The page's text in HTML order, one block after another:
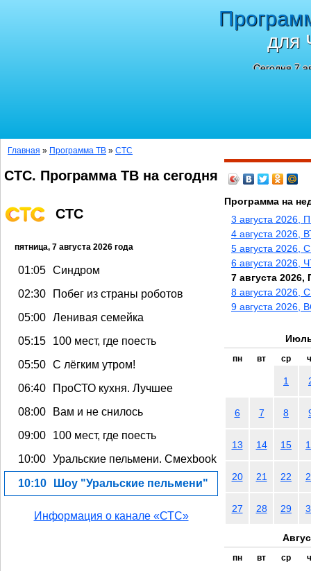
для
Сегодня 7
Главная » Программа ТВ » СТС
СТС. Программа ТВ на сегодня
СТС
пятница, 7 августа 2026 года
01:05 Синдром
02:30
Побег из страны роботов
05:00 Ленивая семейка
05:15
100 мест, где поесть
05:50 С лёгким утром!
06:40
ПроСТО кухня. Лучшее
08:00
Вам и не снилось
09:00
100 мест, где поесть
10:00 Уральские пельмени. Смехbook
10:10 Шоу "Уральские пельмени"
Информация о канале «СТС»
Программа на
3 августа 2026,
4 августа 2026,
5 августа 2026,
6 августа 2026,
7 августа 2026,
8 августа 2026,
9 августа 2026,
пн вт ср
1
6 7 8
13 14 15
20 21 22
27 28 29
пн вт ср